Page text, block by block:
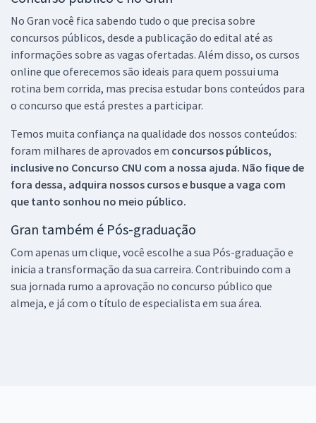
No Gran você fica sabendo tudo o que precisa sobre
concursos públicos, desde a publicação do edital até as
informações sobre as vagas ofertadas. Além disso, os cursos
online que oferecemos são ideais para quem possui uma
rotina bem corrida, mas precisa estudar bons conteúdos para
o concurso que está prestes a participar.
Temos muita confiança na qualidade dos nossos conteúdos:
foram milhares de aprovados em concursos públicos,
inclusive no Concurso CNU com a nossa ajuda. Não fique de
fora dessa, adquira nossos cursos e busque a vaga com
que tanto sonhou no meio público.
Gran também é Pós-graduação
Com apenas um clique, você escolhe a sua Pós-graduação e
inicia a transformação da sua carreira. Contribuindo com a
sua jornada rumo a aprovação no concurso público que
almeja, e já com o título de especialista em sua área.